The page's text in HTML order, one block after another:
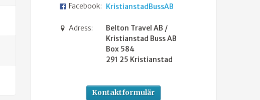
Facebook: KristianstadBussAB
Adress:
Belton Travel AB /
Kristianstad Buss AB
Box 584
291 25 Kristianstad
Kontaktformulär